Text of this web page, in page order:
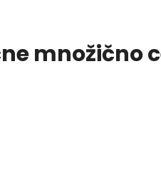
množično